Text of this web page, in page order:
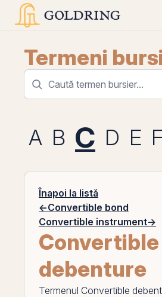
Termeni
A B C D E F
Înapoi la listă
←Convertible bond
Convertible instrument→
Convertible
debenture
Termenul Convertible